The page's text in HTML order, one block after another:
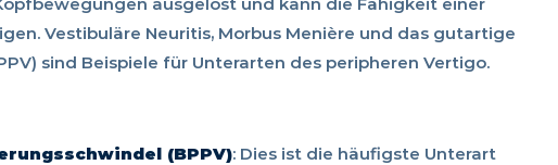
Vestibuläre Neuritis, Morbus Menière und das gutartige
sind Beispiele für Unterarten des peripheren Vertigo.
(BPPV): Dies ist die häufigste Unterart